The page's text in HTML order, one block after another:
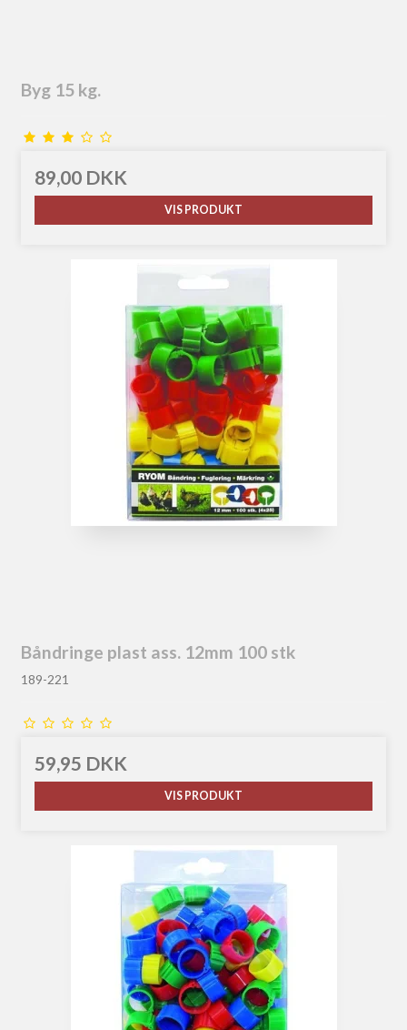
Byg 15 kg.
89,00 DKK
VIS PRODUKT
Båndringe plast ass. 12mm 100 stk
189-221
59,95 DKK
VIS PRODUKT